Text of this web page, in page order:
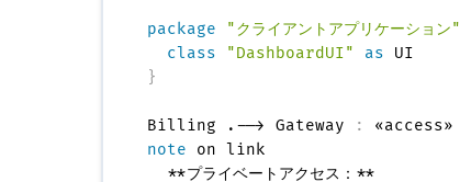
package "クライアントアプリケーション"
class
"DashboardUI" as
}
Billing .--> Gateway :
note on link
  **プライベートアクセス：**